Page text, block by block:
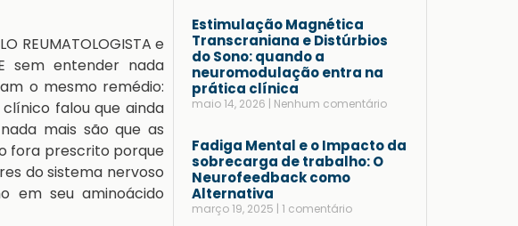
REUMATOLOGISTA e
E sem entender nada
o mesmo remédio:
falou que ainda
mais são que as
fora prescrito porque
do sistema nervoso
em seu aminoácido
Estimulação Magnética
Transcraniana e Distúrbios
do Sono: quando a
neuromodulação entra na
prática clínica
maio 14, 2026 Nenhum comentário
Fadiga Mental e o Impacto da
sobrecarga de trabalho: O
Neurofeedback como
Alternativa
março 19, 2025 1 comentário